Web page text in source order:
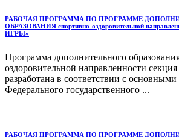
РАБОЧАЯ ПРОГРАММА ПО ПРОГРАММЕ
ОБРАЗОВАНИЯ спортивно-оздоровительной
ИГРЫ»
Программа дополнительного
оздоровительной направленности
разработана в соответствии с
Федерального государственного ...
РАБОЧАЯ ПРОГРАММА ПО ПРОГРАММЕ